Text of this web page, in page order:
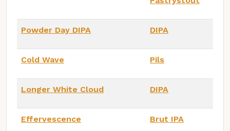
Powder Day DIPA DIPA
Cold Wave Pils
Longer White Cloud DIPA
Effervescence Brut IPA